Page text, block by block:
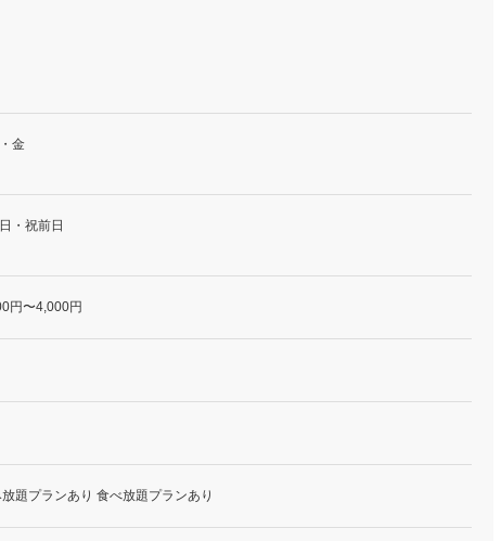
金
・祝前日
円〜4,000円
題プランあり 食べ放題プランあり